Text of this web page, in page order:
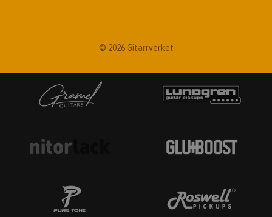
© 2026 Gitarrverket